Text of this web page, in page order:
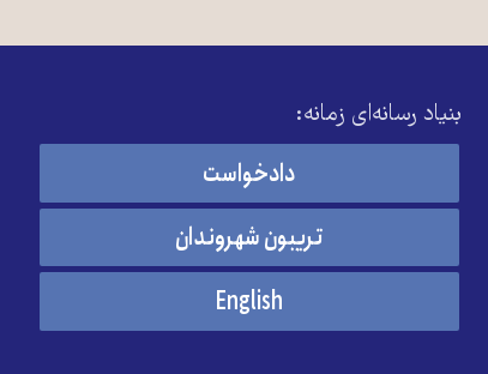
بنیاد رسانه‌ای زمانه:
دادخواست
تریبون شهروندان
English